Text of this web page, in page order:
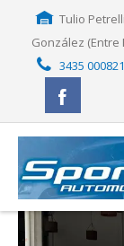
Tulio
González (Entre
3435 000821